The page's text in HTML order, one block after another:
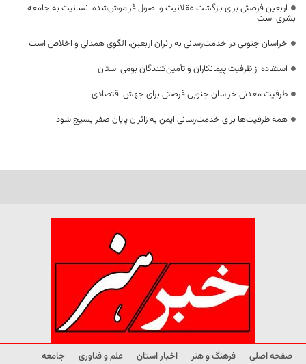
اربعین فرصتی برای بازگشت عقلانیت و اصول فراموش‌شده انسانیت به جامعه
بشری است
خراسان جنوبی در خدمت‌رسانی به زائران اربعین، الگوی همدلی و اخلاص است
استفاده از ظرفیت پیمانکاران و تأمین‌کنندگان بومی استان
ظرفیت معدنی خراسان جنوبی فرصتی برای جهش اقتصادی
همه ظرفیت‌ها برای خدمت‌رسانی ایمن به زائران پایان صفر بسیج شود
صفحه اصلی فرهنگ و هنر اخبار استان علم و فناوری
جامعه